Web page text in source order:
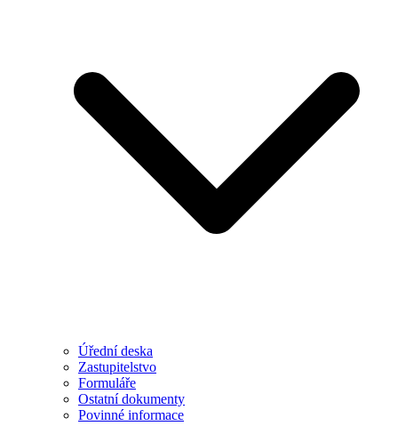
Úřední deska
Zastupitelstvo
Formuláře
Ostatní dokumenty
Povinné informace